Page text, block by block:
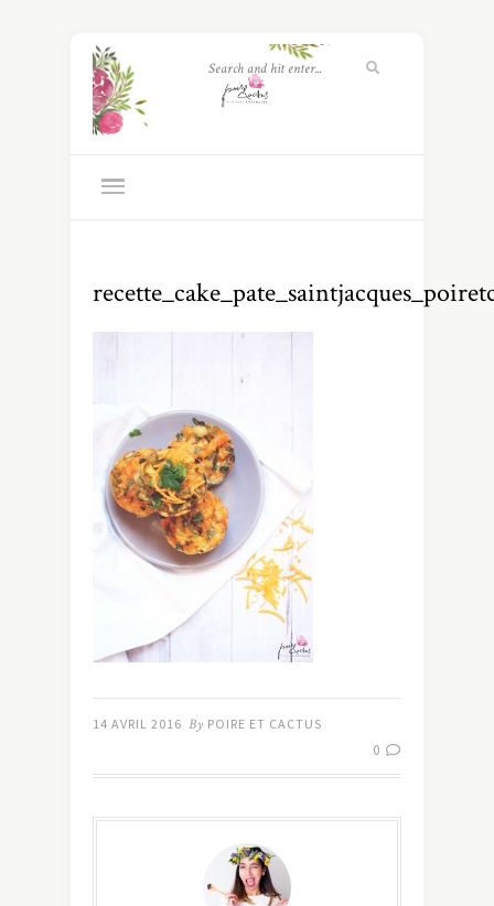
14 AVRIL 2016 By POIRE ET CACTUS
0